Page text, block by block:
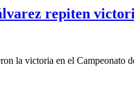
repiten
la victoria en el Campeonato